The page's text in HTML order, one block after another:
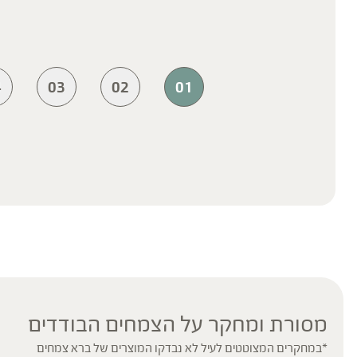
01
02
03
מסורת ומחקר על הצמחים הבודדים
*במחקרים המצוטטים לעיל לא נבדקו המוצרים של ברא צמחים